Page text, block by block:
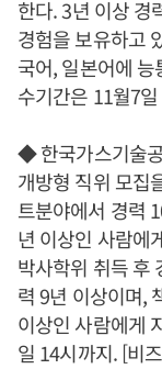
한다. 3년 이상 경
경험을 보유하고
국어, 일본어에
수기간은 11월7
◆ 한국가스기술
개방형 직위 모집
트분야에서 경력
년 이상인 사람에
박사학위 취득 후
력 9년 이상이며,
이상인 사람에게
일 14시까지. [비